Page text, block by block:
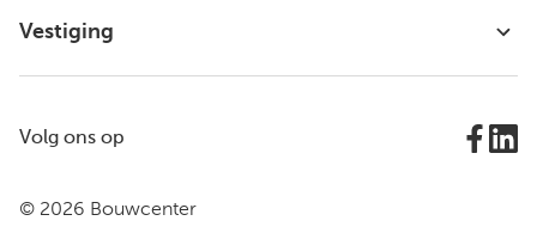
Vestiging
© 2026 Bouwcenter
Volg ons op